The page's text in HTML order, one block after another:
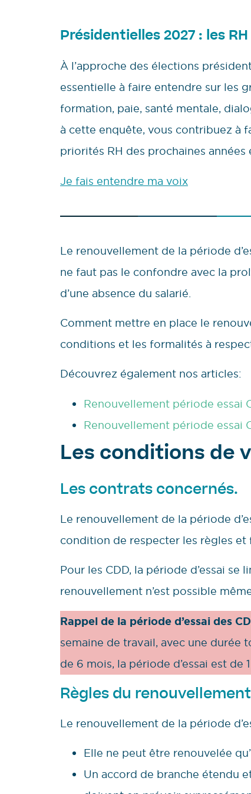
Présidentielles 2027 : les
À l’approche des élections
essentielle à faire entendre sur les
formation, paie, santé mentale,
à cette enquête, vous contribuez à
priorités RH des prochaines
Je fais entendre ma voix
Le renouvellement de la période
ne faut pas le confondre avec la
d’une absence du salarié.
Comment mettre en place le
conditions et les formalités à
Découvrez également nos articles:
Renouvellement période essai
Renouvellement période essai
Les conditions de
Les contrats concernés.
Le renouvellement de la période
condition de respecter les règles
Pour les CDD, la période d’essai
renouvellement n’est possible
Rappel de la période d’essai des
semaine de travail, avec une durée
de 6 mois, la période d’essai est de
Règles du
Le renouvellement de la période
Elle ne peut être renouvelée
Un accord de branche étendu